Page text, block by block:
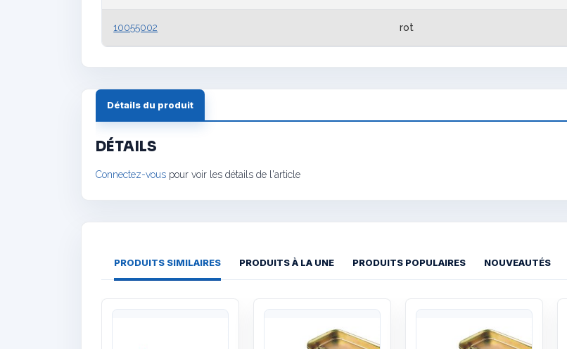
10055002 rot
Détails du produit
DÉTAILS
Connectez-vous pour voir les détails de l'article
PRODUITS SIMILAIRES PRODUITS À LA UNE PRODUITS POPULAIRES NOUVEAUTÉS